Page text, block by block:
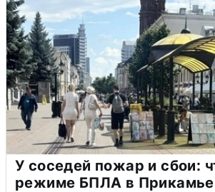
У соседей пожар и сбои:
режиме БПЛА в Прикамье